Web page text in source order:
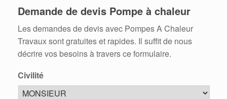
Demande de devis Pompe à chaleur
Les demandes de devis avec Pompes A Chaleur
Travaux sont gratuites et rapides. Il suffit de nous
décrire vos besoins à travers ce formulaire.
Civilité